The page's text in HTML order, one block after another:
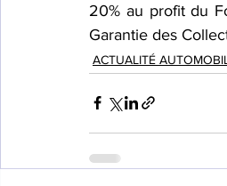
20% au profit du
Garantie des
ACTUALITÉ